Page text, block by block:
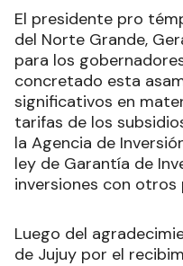
El presidente pro
del Norte Grande,
para los
concretado esta
significativos en
tarifas de los
la Agencia de
ley de Garantía de
inversiones con otros
Luego del
de Jujuy por el